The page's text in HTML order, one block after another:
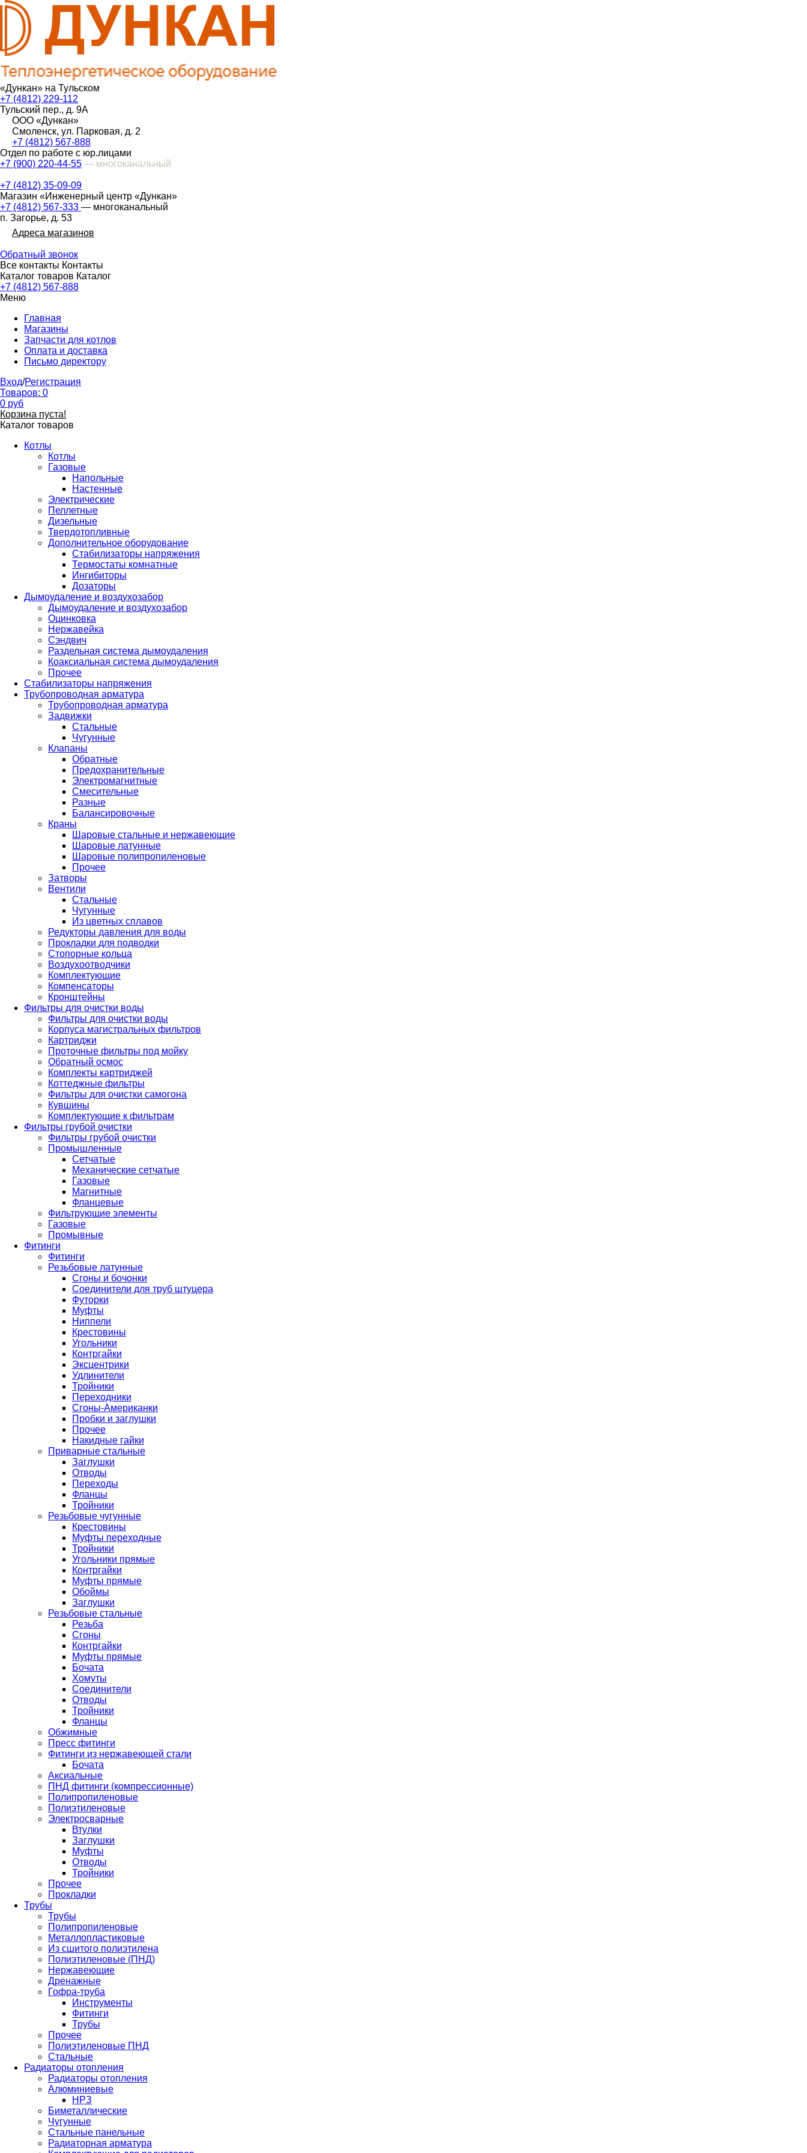
«Дункан» на Тульском
+7 (4812) 229-112
Тульский пер., д. 9А
ООО «Дункан»
Смоленск, ул. Парковая, д. 2
+7 (4812) 567-888
Отдел по работе с юр.лицами
+7 (900) 220-44-55 — многоканальный
+7 (4812) 35-09-09
Магазин «Инженерный центр «Дункан»
+7 (4812) 567-333 — многоканальный
п. Загорье, д. 53
Адреса магазинов
Обратный звонок
Все контакты Контакты
Каталог товаров Каталог
+7 (4812) 567-888
Меню
Главная
Магазины
Запчасти для котлов
Оплата и доставка
Письмо директору
Вход/Регистрация
Товаров: 0
0 руб
Корзина пуста!
Каталог товаров
Котлы
Котлы
Газовые
Напольные
Настенные
Электрические
Пеллетные
Дизельные
Твердотопливные
Дополнительное оборудование
Стабилизаторы напряжения
Термостаты комнатные
Ингибиторы
Дозаторы
Дымоудаление и воздухозабор
Дымоудаление и воздухозабор
Оцинковка
Нержавейка
Сэндвич
Раздельная система дымоудаления
Коаксиальная система дымоудаления
Прочее
Стабилизаторы напряжения
Трубопроводная арматура
Трубопроводная арматура
Задвижки
Стальные
Чугунные
Клапаны
Обратные
Предохранительные
Электромагнитные
Смесительные
Разные
Балансировочные
Краны
Шаровые стальные и нержавеющие
Шаровые латунные
Шаровые полипропиленовые
Прочее
Затворы
Вентили
Стальные
Чугунные
Из цветных сплавов
Редукторы давления для воды
Прокладки для подводки
Стопорные кольца
Воздухоотводчики
Комплектующие
Компенсаторы
Кронштейны
Фильтры для очистки воды
Фильтры для очистки воды
Корпуса магистральных фильтров
Картриджи
Проточные фильтры под мойку
Обратный осмос
Комплекты картриджей
Коттеджные фильтры
Фильтры для очистки самогона
Кувшины
Комплектующие к фильтрам
Фильтры грубой очистки
Фильтры грубой очистки
Промышленные
Сетчатые
Механические сетчатые
Газовые
Магнитные
Фланцевые
Фильтрующие элементы
Газовые
Промывные
Фитинги
Фитинги
Резьбовые латунные
Сгоны и бочонки
Соединители для труб штуцера
Футорки
Муфты
Ниппели
Крестовины
Угольники
Контргайки
Эксцентрики
Удлинители
Тройники
Переходники
Сгоны-Американки
Пробки и заглушки
Прочее
Накидные гайки
Приварные стальные
Заглушки
Отводы
Переходы
Фланцы
Тройники
Резьбовые чугунные
Крестовины
Муфты переходные
Тройники
Угольники прямые
Контргайки
Муфты прямые
Обоймы
Заглушки
Резьбовые стальные
Резьба
Сгоны
Контргайки
Муфты прямые
Бочата
Хомуты
Соединители
Отводы
Тройники
Фланцы
Обжимные
Пресс фитинги
Фитинги из нержавеющей стали
Бочата
Аксиальные
ПНД фитинги (компрессионные)
Полипропиленовые
Полиэтиленовые
Электросварные
Втулки
Заглушки
Муфты
Отводы
Тройники
Прочее
Прокладки
Трубы
Трубы
Полипропиленовые
Металлопластиковые
Из сшитого полиэтилена
Полиэтиленовые (ПНД)
Нержавеющие
Дренажные
Гофра-труба
Инструменты
Фитинги
Трубы
Прочее
Полиэтиленовые ПНД
Стальные
Радиаторы отопления
Радиаторы отопления
Алюминиевые
НРЗ
Биметаллические
Чугунные
Стальные панельные
Радиаторная арматура